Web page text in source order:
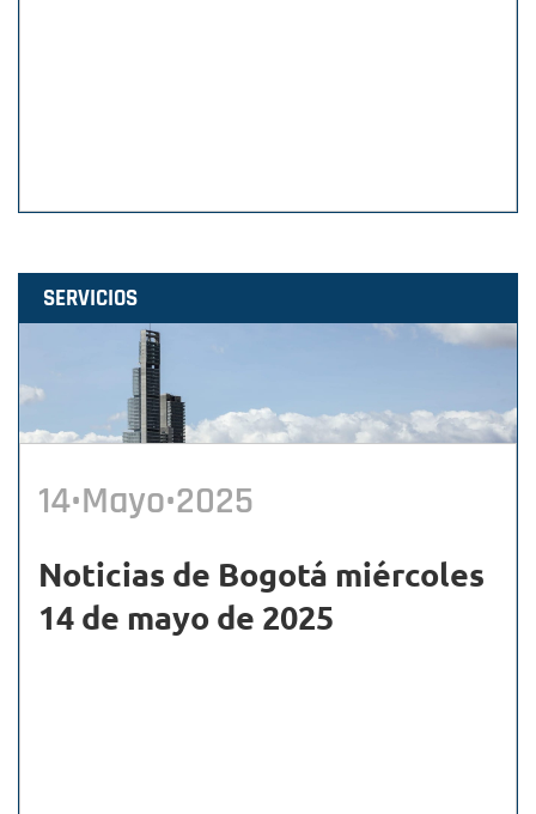
SERVICIOS
14•Mayo•2025
Noticias de Bogotá miércoles
14 de mayo de 2025